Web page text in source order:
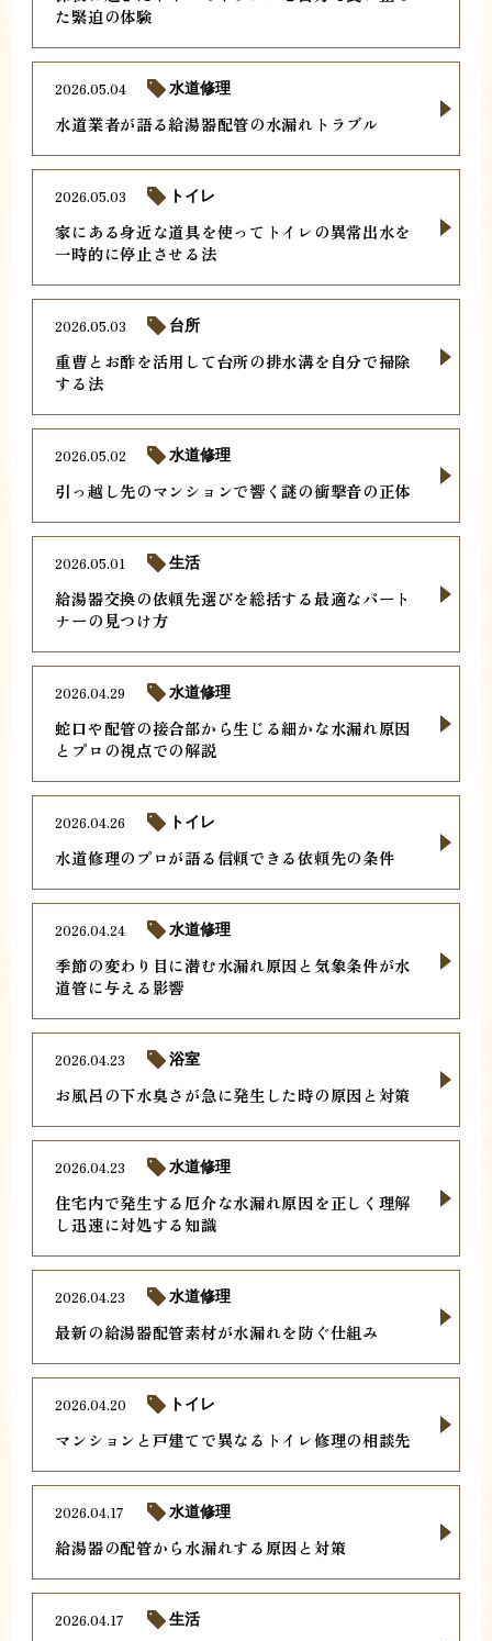
た緊迫の体験
水道業者が語る給湯器配管の水漏れトラブル
2026.05.04 水道修理
家にある身近な道具を使ってトイレの異常出水を
一時的に停止させる法
2026.05.03 トイレ
重曹とお酢を活用して台所の排水溝を自分で掃除
する法
2026.05.03 台所
引っ越し先のマンションで響く謎の衝撃音の正体
2026.05.02 水道修理
給湯器交換の依頼先選びを総括する最適なパート
ナーの見つけ方
2026.05.01 生活
蛇口や配管の接合部から生じる細かな水漏れ原因
とプロの視点での解説
2026.04.29 水道修理
水道修理のプロが語る信頼できる依頼先の条件
2026.04.26 トイレ
季節の変わり目に潜む水漏れ原因と気象条件が水
道管に与える影響
2026.04.24 水道修理
お風呂の下水臭さが急に発生した時の原因と対策
2026.04.23 浴室
住宅内で発生する厄介な水漏れ原因を正しく理解
し迅速に対処する知識
2026.04.23 水道修理
最新の給湯器配管素材が水漏れを防ぐ仕組み
2026.04.23 水道修理
マンションと戸建てで異なるトイレ修理の相談先
2026.04.20 トイレ
給湯器の配管から水漏れする原因と対策
2026.04.17 水道修理
2026.04.17 生活